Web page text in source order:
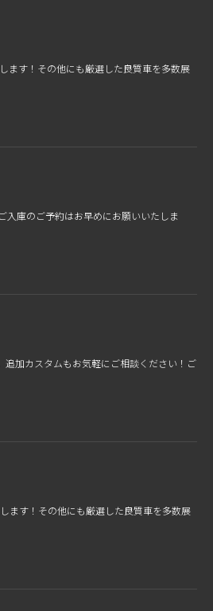
ます！その他にも厳選した良質車を多数展
入庫のご予約はお早めにお願いいたしま
追加カスタムもお気軽にご相談ください！ご
ます！その他にも厳選した良質車を多数展